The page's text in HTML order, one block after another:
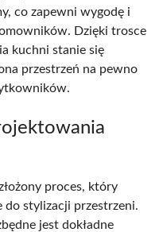
co zapewni wygodę i
Dzięki trosce
kuchni stanie się
przestrzeń na pewno
proces, który
do stylizacji przestrzeni.
jest dokładne